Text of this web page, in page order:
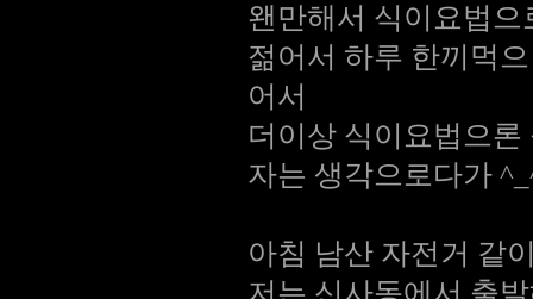
왠만해서 식이요법으
젊어서 하루 한끼먹
어서
더이상 식이요법으론
자는 생각으로다가
아침 남산 자전거 같
저는 신사동에서 출